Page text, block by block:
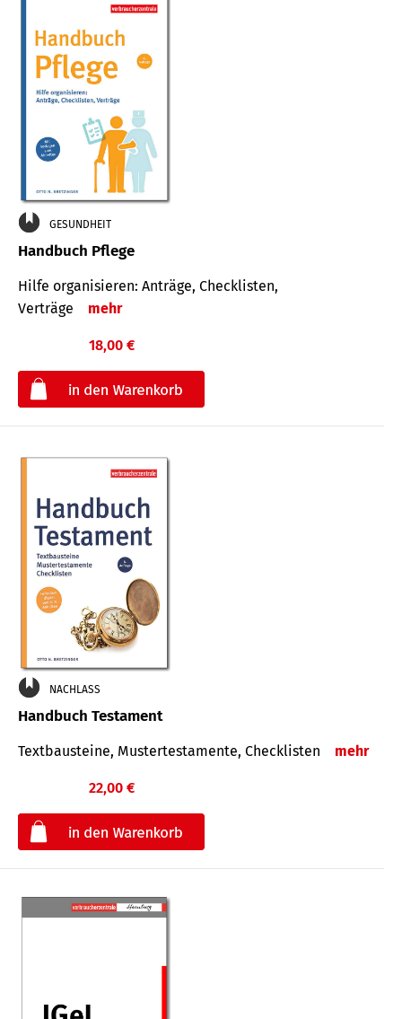
GESUNDHEIT
Handbuch Pflege
Hilfe organisieren: Anträge, Checklisten,
Verträge
mehr
18,00 €
NACHLASS
Handbuch Testament
Textbausteine, Mustertestamente, Checklisten mehr
22,00 €